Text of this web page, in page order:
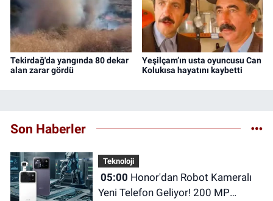
Tekirdağ'da yangında 80 dekar
alan zarar gördü
Yeşilçam’ın usta oyuncusu Can
Kolukısa hayatını kaybetti
Son Haberler
Teknoloji
05:00
Yeni Telefon Geliyor! 200 MP